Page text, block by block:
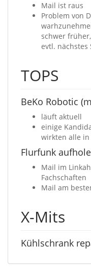
Mail ist raus
Problem von
schwer
evtl. nächstes
TOPS
BeKo Robotic
läuft aktuell
einige
wirkten alle
Flurfunk
Mail im
Fachschaften
Mail am
X-Mits
Kühlschrank